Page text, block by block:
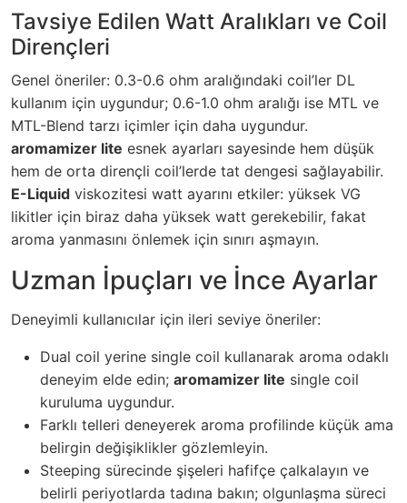
Tavsiye Edilen Watt Aralıkları ve Coil
Dirençleri
Genel öneriler: 0.3-0.6 ohm aralığındaki coil’ler DL
kullanım için uygundur; 0.6-1.0 ohm aralığı ise MTL ve
MTL-Blend tarzı içimler için daha uygundur.
aromamizer lite esnek ayarları sayesinde hem düşük
hem de orta dirençli coil’lerde tat dengesi sağlayabilir.
E-Liquid viskozitesi watt ayarını etkiler: yüksek VG
likitler için biraz daha yüksek watt gerekebilir, fakat
aroma yanmasını önlemek için sınırı aşmayın.
Uzman İpuçları ve İnce Ayarlar
Deneyimli kullanıcılar için ileri seviye öneriler:
Dual coil yerine single coil kullanarak aroma odaklı
deneyim elde edin; aromamizer lite single coil
kuruluma uygundur.
Farklı telleri deneyerek aroma profilinde küçük ama
belirgin değişiklikler gözlemleyin.
Steeping sürecinde şişeleri hafifçe çalkalayın ve
belirli periyotlarda tadına bakın; olgunlaşma süreci